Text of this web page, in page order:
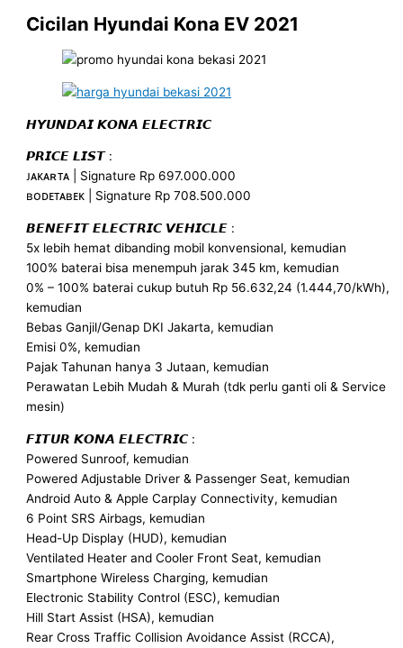
Cicilan Hyundai Kona EV 2021
𝙃𝙔𝙐𝙉𝘿𝘼𝙄 𝙆𝙊𝙉𝘼 𝙀𝙇𝙀𝘾𝙏𝙍𝙄𝘾
𝙋𝙍𝙄𝘾𝙀 𝙇𝙄𝙎𝙏 :
ᴊᴀᴋᴀʀᴛᴀ | Signature Rp 697.000.000
ʙᴏᴅᴇᴛᴀʙᴇᴋ | Signature Rp 708.500.000
𝘽𝙀𝙉𝙀𝙁𝙄𝙏 𝙀𝙇𝙀𝘾𝙏𝙍𝙄𝘾 𝙑𝙀𝙃𝙄𝘾𝙇𝙀 :
5x lebih hemat dibanding mobil konvensional, kemudian
100% baterai bisa menempuh jarak 345 km, kemudian
0% – 100% baterai cukup butuh Rp 56.632,24 (1.444,70/kWh),
kemudian
Bebas Ganjil/Genap DKI Jakarta, kemudian
Emisi 0%, kemudian
Pajak Tahunan hanya 3 Jutaan, kemudian
Perawatan Lebih Mudah & Murah (tdk perlu ganti oli & Service
mesin)
𝙁𝙄𝙏𝙐𝙍 𝙆𝙊𝙉𝘼 𝙀𝙇𝙀𝘾𝙏𝙍𝙄𝘾 :
Powered Sunroof, kemudian
Powered Adjustable Driver & Passenger Seat, kemudian
Android Auto & Apple Carplay Connectivity, kemudian
6 Point SRS Airbags, kemudian
Head-Up Display (HUD), kemudian
Ventilated Heater and Cooler Front Seat, kemudian
Smartphone Wireless Charging, kemudian
Electronic Stability Control (ESC), kemudian
Hill Start Assist (HSA), kemudian
Rear Cross Traffic Collision Avoidance Assist (RCCA),